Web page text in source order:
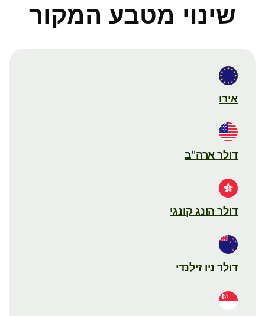
שינוי מטבע המקור
אירו
דולר ארה"ב
דולר הונג קונגי
דולר ניו זילנדי